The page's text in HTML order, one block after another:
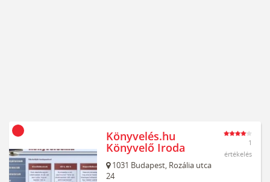
Könyvelés.hu
Könyvelő Iroda
1031 Budapest, Rozália utca
24
1
értékelés